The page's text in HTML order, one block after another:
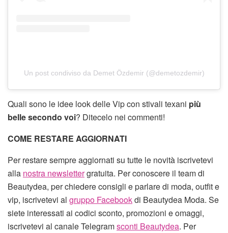
Un post condiviso da Demet Özdemir (@demetozdemir)
Quali sono le idee look delle Vip con stivali texani più
belle secondo voi? Ditecelo nei commenti!
COME RESTARE AGGIORNATI
Per restare sempre aggiornati su tutte le novità iscrivetevi
alla nostra newslettergratuita. Per conoscere il team di
Beautydea, per chiedere consigli e parlare di moda, outfit e
vip, iscrivetevi al gruppo Facebookdi Beautydea Moda. Se
siete interessati ai codici sconto, promozioni e omaggi,
iscrivetevi al canale Telegramsconti Beautydea. Per